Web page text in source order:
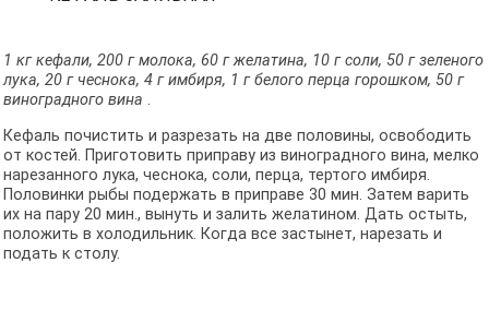
1 кг кефали, 200 г молока, 60 г желатина, 10 г соли, 50 г зеленого
лука, 20 г чеснока, 4 г имбиря, 1 г белого перца горошком, 50 г
виноградного вина .
Кефаль почистить и разрезать на две половины, освободить
от костей. Приготовить приправу из виноградного вина, мелко
нарезанного лука, чеснока, соли, перца, тертого имбиря.
Половинки рыбы подержать в приправе 30 мин. Затем варить
их на пару 20 мин., вынуть и залить желатином. Дать остыть,
положить в холодильник. Когда все застынет, нарезать и
подать к столу.